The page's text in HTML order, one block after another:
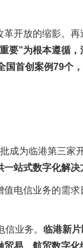
开放的缩影。
要”为根本遵循
首创案例79个
成为临港第三家
站式数字化解决
电信业务的需
业务。 临港新
易、航贸数字